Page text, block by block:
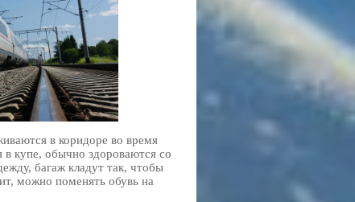
в коридоре во время
купе, обычно здороваются со
багаж кладут так, чтобы
можно поменять обувь на